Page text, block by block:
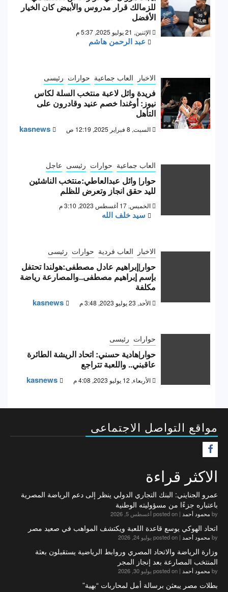
للزمالك قرار مدروس والأبيض كان الخيار
الأفضل
الإثنين, 21 يوليو 2025, 5:37 م
عبد الرحمن هاشم
الاخبار العاب جماعية حوارات رئيسى
فريدة وائل لاعبة منتخب السلة لكاس
نيوز: أوغندا خصم عنيد وقادرون على
التأهل
السبت, 8 فبراير 2025, 12:19 ص kasnews
العاب جماعية حوارات رئيسى عاجل
حوار| وائل عبدالعاطي:منتخب الناشئين
لليد حقق انجاز وتعرض للظلم
الخميس, 17 أغسطس 2023, 3:10 م
سيد خلف الله
الاخبار العاب فردية حوارات رئيسى
حوار|إبراهيم عادل مصطفى:هولندا تحتفل
بإسم إبراهيم مصطفى..والمصارعة رياضة
مكلفة
الأحد, 23 يوليو 2023, 3:48 م kasnews
حوارات رئيسى
حوار|هادية حسني: اتحاد الريشة الطائرة
عاقبني.. واللعبة تتراجع
الأربعاء, 12 يوليو 2023, 4:08 م kasnews
مواقع التواصل الاجتماعى
الاكثر قراءة
عمرو الجنايني: البنك التجاري الدولي ينظر إلى دعم الرياضة المصرية
باعتباره جزءًا من مسؤوليته الوطنية
by محمود أحمد | posted on أغسطس 5, 2026
اتحاد الهوكي يوسع قاعدة اللعبة ويكتشف المواهب في صعيد مصر
by محمود أحمد | posted on يوليو 24, 2026
وزارة الرياضة والاتحاد المصري وروابط الرياضية يستقبلون بعثة
المنتخب المصارعة بعد إنجاز المجر
by محمود أحمد | posted on يوليو 30, 2026
بطلات مصر يبعثن برسالة أمل لمحاربات “بهية”